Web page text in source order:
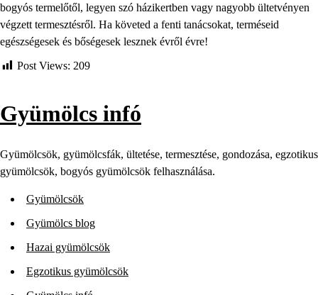
bogyós termelőtől, legyen szó házikertben vagy nagyobb ültetvényen
végzett termesztésről. Ha követed a fenti tanácsokat, terméseid
egészségesek és bőségesek lesznek évről évre!
Post Views: 209
Gyümölcs infó
Gyümölcsök, gyümölcsfák, ültetése, termesztése, gondozása, egzotikus
gyümölcsök, bogyós gyümölcsök felhasználása.
Gyümölcsök
Gyümölcs blog
Hazai gyümölcsök
Egzotikus gyümölcsök